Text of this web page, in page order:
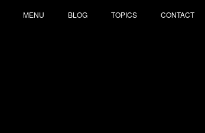
MENU BLOG TOPICS CONTACT